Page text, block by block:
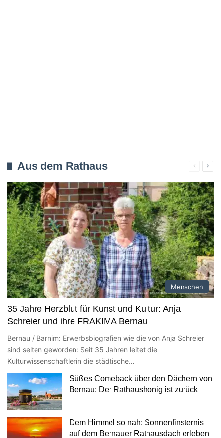
Aus dem Rathaus
Verherige
Menschen
35 Jahre Herzblut für Kunst und Kultur: Anja
Schreier und ihre FRAKIMA Bernau
Bernau / Barnim: Erwerbsbiografien wie die von Anja Schreier
sind selten geworden: Seit 35 Jahren leitet die
Kulturwissenschaftlerin die städtische…
Süßes Comeback über den Dächern von
Bernau: Der Rathaushonig ist zurück
Dem Himmel so nah: Sonnenfinsternis
auf dem Bernauer Rathausdach erleben